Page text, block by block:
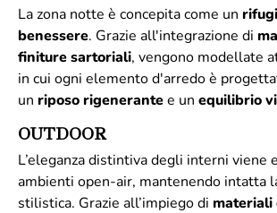
La zona notte è concepita come un
benessere. Grazie all'integrazione di
finituresartoriali, vengono modellate
in cui ogni elemento d'arredo è
un riposo rigenerantee un equilibrio
OUTDOOR
L’eleganza distintiva degli interni viene
ambienti open-air, mantenendo intatta
stilistica. Grazie all’impiego di materiali